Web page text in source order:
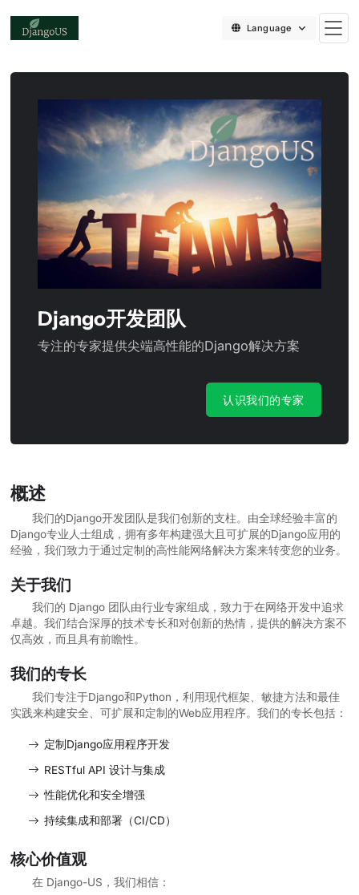
Language
Django开发团队
专注的专家提供尖端高性能的Django解决方案
认识我们的专家
概述
我们的Django开发团队是我们创新的支柱。由全球经验丰富的
Django专业人士组成，拥有多年构建强大且可扩展的Django应用的
经验，我们致力于通过定制的高性能网络解决方案来转变您的业务。
关于我们
我们的 Django 团队由行业专家组成，致力于在网络开发中追求
卓越。我们结合深厚的技术专长和对创新的热情，提供的解决方案不
仅高效，而且具有前瞻性。
我们的专长
我们专注于Django和Python，利用现代框架、敏捷方法和最佳
实践来构建安全、可扩展和定制的Web应用程序。我们的专长包括：
定制Django应用程序开发
RESTful API 设计与集成
性能优化和安全增强
持续集成和部署（CI/CD）
核心价值观
在 Django-US，我们相信：